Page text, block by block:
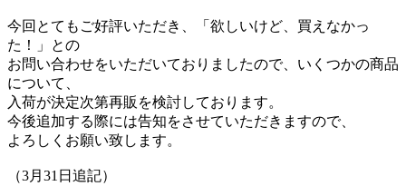
今回とてもご好評いただき、「欲しいけど、買えなかっ
た！」との
お問い合わせをいただいておりましたので、いくつかの商品
について、
入荷が決定次第再販を検討しております。
今後追加する際には告知をさせていただきますので、
よろしくお願い致します。
（3月31日追記）